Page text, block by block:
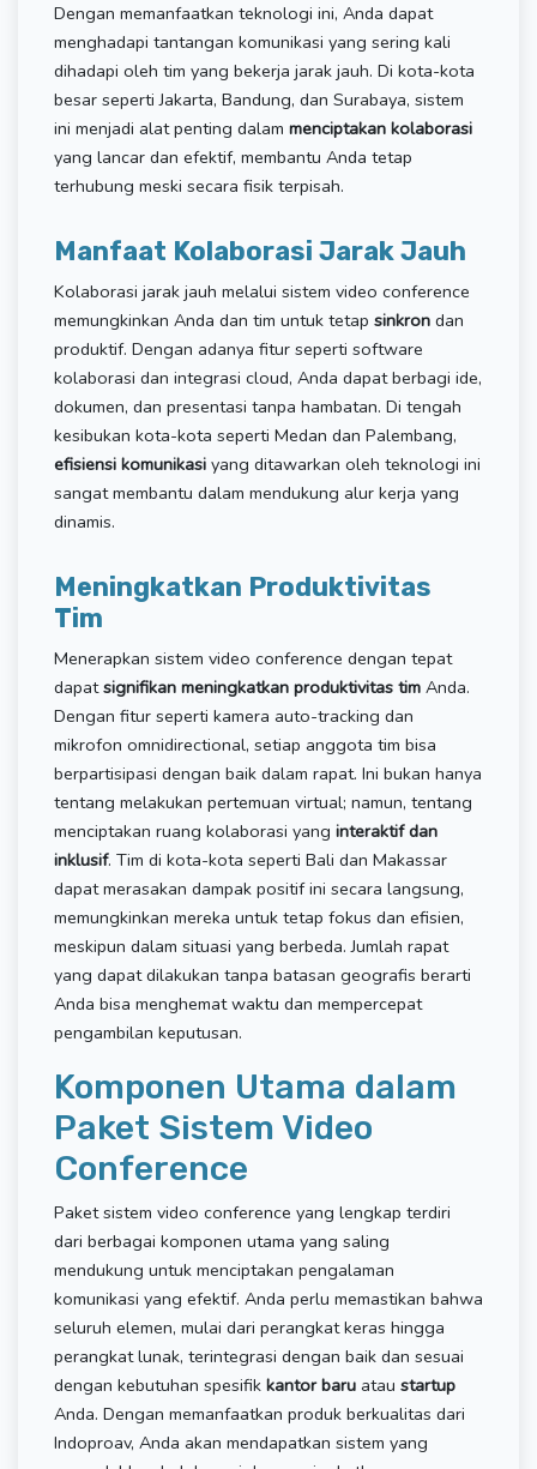
Dengan memanfaatkan teknologi ini, Anda dapat
menghadapi tantangan komunikasi yang sering kali
dihadapi oleh tim yang bekerja jarak jauh. Di kota-kota
besar seperti Jakarta, Bandung, dan Surabaya, sistem
ini menjadi alat penting dalam menciptakan kolaborasi
yang lancar dan efektif, membantu Anda tetap
terhubung meski secara fisik terpisah.
Manfaat Kolaborasi Jarak Jauh
Kolaborasi jarak jauh melalui sistem video conference
memungkinkan Anda dan tim untuk tetap sinkron dan
produktif. Dengan adanya fitur seperti software
kolaborasi dan integrasi cloud, Anda dapat berbagi ide,
dokumen, dan presentasi tanpa hambatan. Di tengah
kesibukan kota-kota seperti Medan dan Palembang,
efisiensi komunikasi yang ditawarkan oleh teknologi ini
sangat membantu dalam mendukung alur kerja yang
dinamis.
Meningkatkan Produktivitas
Tim
Menerapkan sistem video conference dengan tepat
dapatsignifikan meningkatkan produktivitas tim Anda.
Dengan fitur seperti kamera auto-tracking dan
mikrofon omnidirectional, setiap anggota tim bisa
berpartisipasi dengan baik dalam rapat. Ini bukan hanya
tentang melakukan pertemuan virtual; namun, tentang
menciptakan ruang kolaborasi yang interaktif dan
inklusif. Tim di kota-kota seperti Bali dan Makassar
dapat merasakan dampak positif ini secara langsung,
memungkinkan mereka untuk tetap fokus dan efisien,
meskipun dalam situasi yang berbeda. Jumlah rapat
yang dapat dilakukan tanpa batasan geografis berarti
Anda bisa menghemat waktu dan mempercepat
pengambilan keputusan.
Komponen Utama dalam
Paket Sistem Video
Conference
Paket sistem video conference yang lengkap terdiri
dari berbagai komponen utama yang saling
mendukung untuk menciptakan pengalaman
komunikasi yang efektif. Anda perlu memastikan bahwa
seluruh elemen, mulai dari perangkat keras hingga
perangkat lunak, terintegrasi dengan baik dan sesuai
dengan kebutuhan spesifik kantor baru atau startup
Anda. Dengan memanfaatkan produk berkualitas dari
Indoproav, Anda akan mendapatkan sistem yang